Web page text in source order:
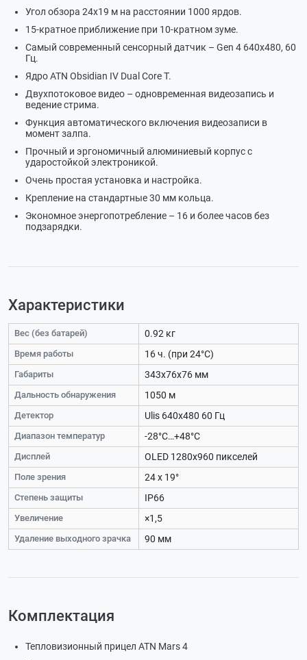
Угол обзора 24х19 м на расстоянии 1000 ярдов.
15-кратное приближение при 10-кратном зуме.
Самый современный сенсорный датчик – Gen 4 640x480, 60
Гц.
Ядро ATN Obsidian IV Dual Core T.
Двухпотоковое видео – одновременная видеозапись и
ведение стрима.
Функция автоматического включения видеозаписи в
момент залпа.
Прочный и эргономичный алюминиевый корпус с
ударостойкой электроникой.
Очень простая установка и настройка.
Крепление на стандартные 30 мм кольца.
Экономное энергопотребление – 16 и более часов без
подзарядки.
Характеристики
Вес (без батарей) 0.92 кг
Время работы 16 ч. (при 24°C)
Габариты 343x76x76 мм
Дальность обнаружения 1050 м
Детектор Ulis 640x480 60 Гц
Диапазон температур -28°С…+48°С
Дисплей OLED 1280x960 пикселей
Поле зрения 24 x 19°
Степень защиты IP66
Увеличение ×1,5
Удаление выходного зрачка 90 мм
Комплектация
Тепловизионный прицел ATN Mars 4